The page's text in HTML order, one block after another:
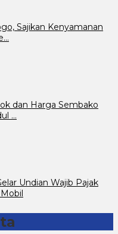
Sajikan Kenyamanan
dan Harga Sembako
…
Undian Wajib Pajak